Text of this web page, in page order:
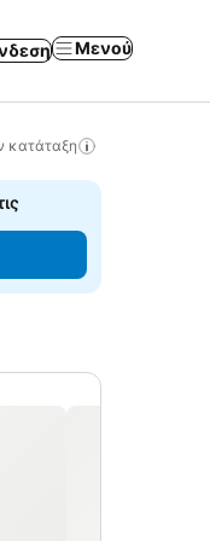
Μενού
κατάταξη